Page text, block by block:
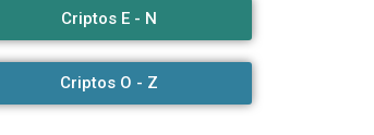
Criptos E - N
Criptos O - Z